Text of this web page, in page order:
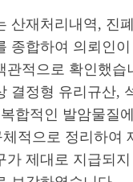
산재처리내역, 진
종합하여 의뢰인
관적으로 확인했습
결정형 유리규산,
합적인 발암물질
적으로 정리하여
가 제대로 지급되